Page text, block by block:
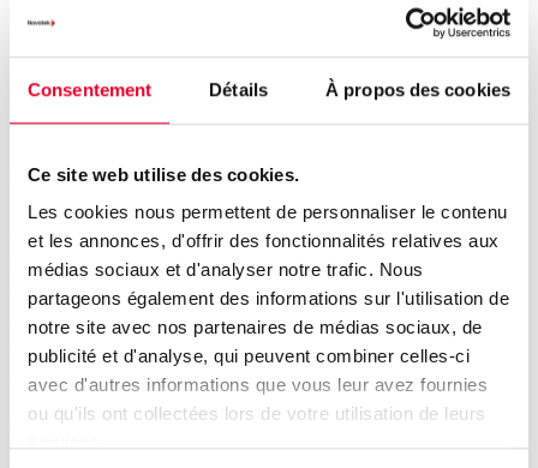
Consentement Détails À propos des cookies
Ce site web utilise des cookies.
Les cookies nous permettent de personnaliser le contenu
et les annonces, d'offrir des fonctionnalités relatives aux
médias sociaux et d'analyser notre trafic. Nous
partageons également des informations sur l'utilisation de
notre site avec nos partenaires de médias sociaux, de
publicité et d'analyse, qui peuvent combiner celles-ci
avec d'autres informations que vous leur avez fournies
ou qu'ils ont collectées lors de votre utilisation de leurs
permettent d’obtenir des performances élevées. Dans
une base de données relationnelle, la compression se
l’espace de stockage. Cela devient rapidement une
tâche chronophage.
Les bases de données Historian disposent de puissantes
fonctions de compression. Avec Proficy Historian, les
données sont d’abord comprimées localement, puis à
nouveau de manière centralisée, avant d’être
enregistrées dans la base de données. Les archives sont
créées, sauvegardées et nettoyées automatiquement,
de sorte que vous n’avez pas besoin d’un administrateur
de base de données.
Le diagramme montre une comparaison entre Proficy
Historian et une base de données relationnelle, Proficy